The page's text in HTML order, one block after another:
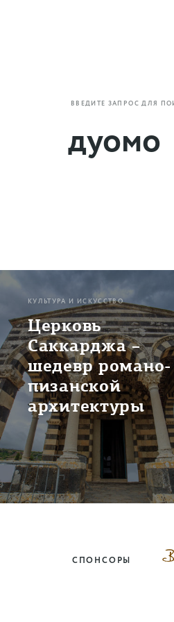
ВВЕДИТЕ ЗАПРОС ДЛЯ
КУЛЬТУРА И ИСКУССТВО
Церковь
Саккарджа –
шедевр романо-
пизанской
архитектуры
СПОНСОРЫ